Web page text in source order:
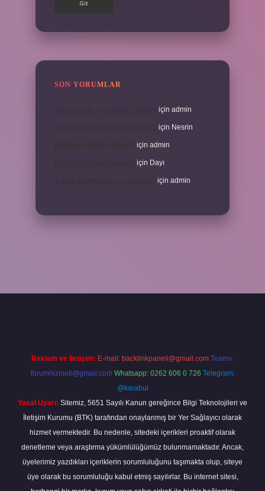
SON YORUMLAR
için admin
için Nesrin
için admin
için Dayı
için admin
Reklam ve İletişim: E-mail: backlinkpaneli@gmail.com Teams:
forumhizmeti@gmail.com Whatsapp: 0262 606 0 726 Telegram:
@karabul
Yasal Uyarı: Sitemiz, 5651 Sayılı Kanun gereğince Bilgi Teknolojileri ve
İletişim Kurumu (BTK) tarafından onaylanmış bir Yer Sağlayıcı olarak
hizmet vermektedir. Bu nedenle, sitedeki içerikleri proaktif olarak
denetleme veya araştırma yükümlülüğümüz bulunmamaktadır. Ancak,
üyelerimiz yazdıkları içeriklerin sorumluluğunu taşımakta olup, siteye
üye olarak bu sorumluluğu kabul etmiş sayılırlar. Bu internet sitesi,